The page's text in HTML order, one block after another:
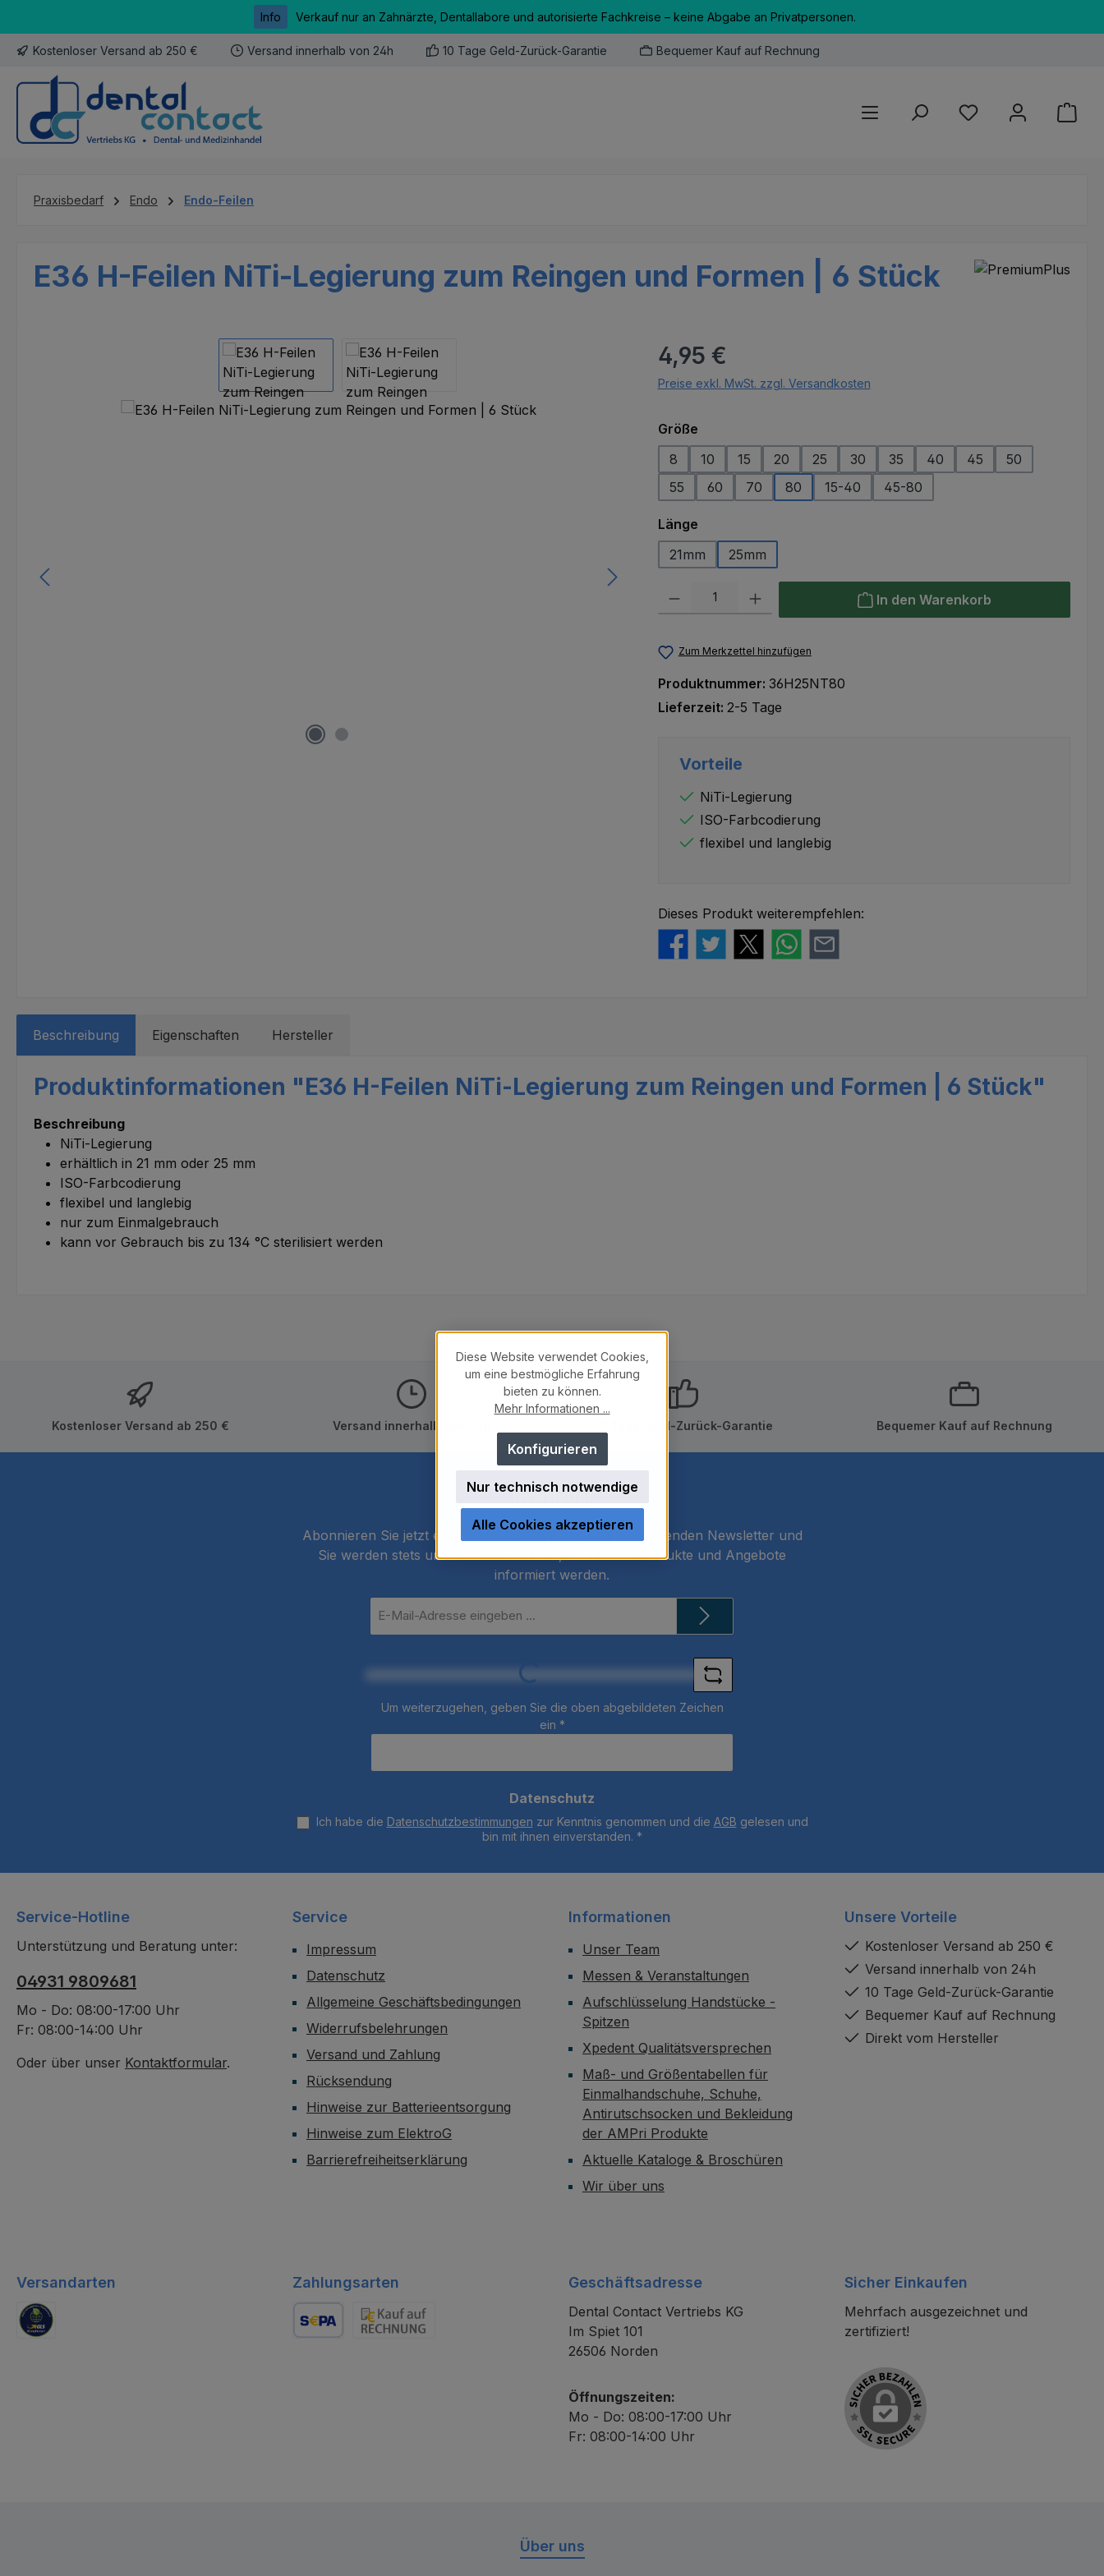
Info Verkauf nur an Zahnärzte, Dentallabore und autorisierte Fachkreise – keine Abgabe an Privatpersonen.
Kostenloser Versand ab 250 € Versand innerhalb von 24h 10 Tage Geld-Zurück-Garantie Bequemer Kauf auf Rechnung
Du hast 0 Produkte
Praxisbedarf Endo Endo-Feilen
E36 H-Feilen NiTi-Legierung zum Reingen und Formen | 6 Stück
Regulärer Preis:
4,95 €
Preise exkl. MwSt. zzgl. Versandkosten
Größeauswählen
8
10 15 20 25 30 35 40 45
50
55
60 70 80 15-40 45-80
Längeauswählen
21mm
25mm
Produkt Anzahl: Gib den gewünschten Wert ein oder benutze die Schaltflächen
In den Warenkorb
Zum Merkzettel hinzufügen
Produktnummer: 36H25NT80
Lieferzeit: 2-5 Tage
Vorteile
NiTi-Legierung
ISO-Farbcodierung
flexibel und langlebig
Dieses Produkt weiterempfehlen:
Beschreibung Eigenschaften Hersteller
Produktinformationen "E36 H-Feilen NiTi-Legierung zum Reingen und Formen | 6 Stück"
Beschreibung
NiTi-Legierung
erhältlich in 21 mm oder 25 mm
ISO-Farbcodierung
flexibel und langlebig
nur zum Einmalgebrauch
kann vor Gebrauch bis zu 134 °C sterilisiert werden
Kostenloser Versand ab 250 € Versand innerhalb von 24h 10 Tage Geld-Zurück-Garantie Bequemer Kauf auf Rechnung
Newsletter
Abonnieren Sie jetzt einfach unseren regelmäßig erscheinenden Newsletter und
Sie werden stets unter den Ersten sein, über neue Produkte und Angebote
informiert werden.
Mail-
Loading...
Um weiterzugehen, geben Sie die oben abgebildeten Zeichen
ein *
Datenschutz
Ich habe die Datenschutzbestimmungen zur Kenntnis genommen und die AGB gelesen und
bin mit ihnen einverstanden. *
Service-Hotline
Unterstützung und Beratung unter:
04931 9809681
Mo - Do: 08:00-17:00 Uhr
Fr: 08:00-14:00 Uhr
Oder über unser Kontaktformular.
Service
Impressum
Datenschutz
Allgemeine Geschäftsbedingungen
Widerrufsbelehrungen
Versand und Zahlung
Rücksendung
Hinweise zur Batterieentsorgung
Hinweise zum ElektroG
Barrierefreiheitserklärung
Informationen
Unser Team
Messen & Veranstaltungen
Aufschlüsselung Handstücke -
Spitzen
Xpedent Qualitätsversprechen
Maß- und Größentabellen für
Einmalhandschuhe, Schuhe,
Antirutschsocken und Bekleidung
der AMPri Produkte
Aktuelle Kataloge & Broschüren
Wir über uns
Unsere Vorteile
Kostenloser Versand ab 250 €
Versand innerhalb von 24h
10 Tage Geld-Zurück-Garantie
Bequemer Kauf auf Rechnung
Direkt vom Hersteller
Versandarten Zahlungsarten Geschäftsadresse
Dental Contact Vertriebs KG
Im Spiet 101
26506 Norden
Öffnungszeiten:
Mo - Do: 08:00-17:00 Uhr
Fr: 08:00-14:00 Uhr
Sicher Einkaufen
Mehrfach ausgezeichnet und
zertifiziert!
Über uns
Diese Website verwendet Cookies,
um eine bestmögliche Erfahrung
bieten zu können.
Mehr Informationen ...
Nur technisch notwendige
Konfigurieren
Alle Cookies akzeptieren